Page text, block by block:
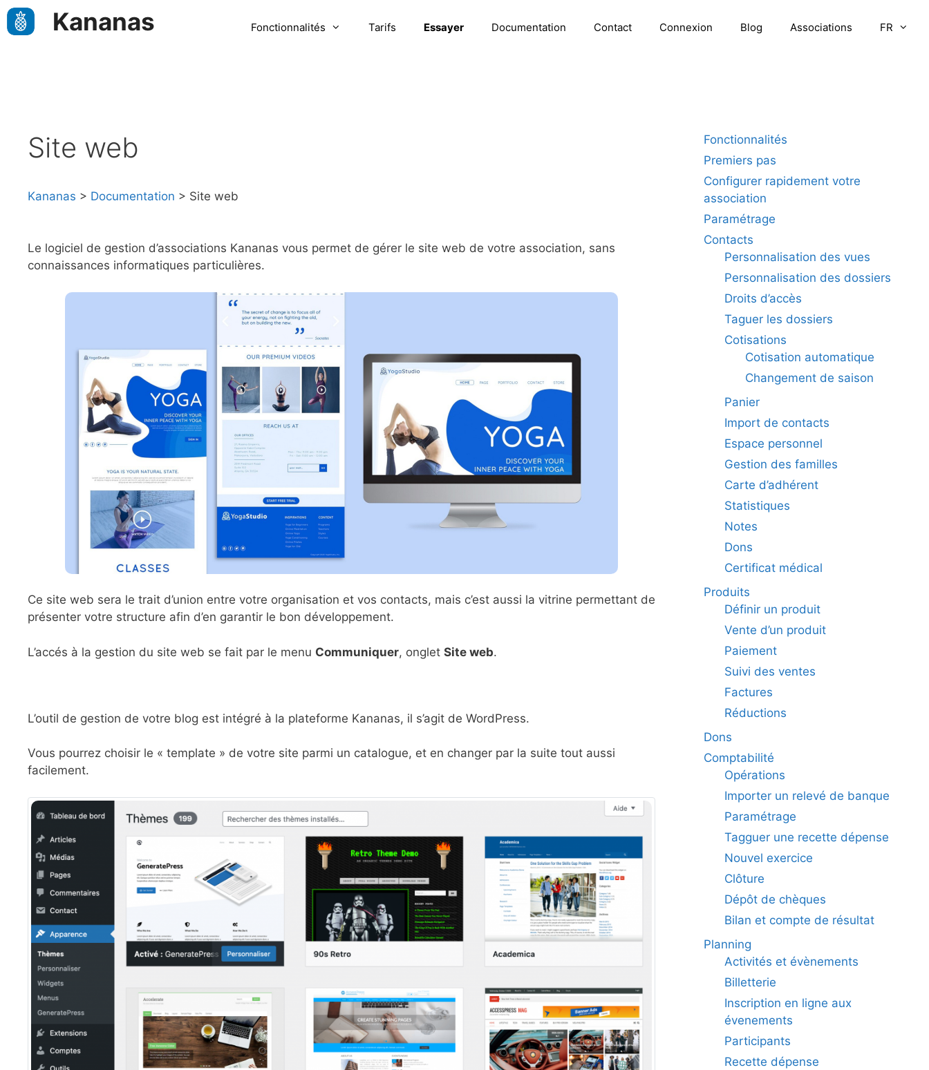
Aller
au
Kananas Fonctionnalités Tarifs Essayer Documentation Contact Connexion Blog Associations FR
Site web
Kananas > Documentation > Site web
Le logiciel de gestion d’associations Kananas vous permet de gérer le site web de votre association, sans
connaissances informatiques particulières.
Ce site web sera le trait d’union entre votre organisation et vos contacts, mais c’est aussi la vitrine permettant de
présenter votre structure afin d’en garantir le bon développement.
L’accés à la gestion du site web se fait par le menu Communiquer, onglet Site web.
L’outil de gestion de votre blog est intégré à la plateforme Kananas, il s’agit de WordPress.
Vous pourrez choisir le « template » de votre site parmi un catalogue, et en changer par la suite tout aussi
facilement.
Fonctionnalités
Premiers pas
Configurer rapidement votre
association
Paramétrage
Contacts
Personnalisation des vues
Personnalisation des dossiers
Droits d’accès
Taguer les dossiers
Cotisations
Cotisation automatique
Changement de saison
Panier
Import de contacts
Espace personnel
Gestion des familles
Carte d’adhérent
Statistiques
Notes
Dons
Certificat médical
Produits
Définir un produit
Vente d’un produit
Paiement
Suivi des ventes
Factures
Réductions
Dons
Comptabilité
Opérations
Importer un relevé de banque
Paramétrage
Tagguer une recette dépense
Nouvel exercice
Clôture
Dépôt de chèques
Bilan et compte de résultat
Planning
Activités et évènements
Billetterie
Inscription en ligne aux
évenements
Participants
Recette dépense